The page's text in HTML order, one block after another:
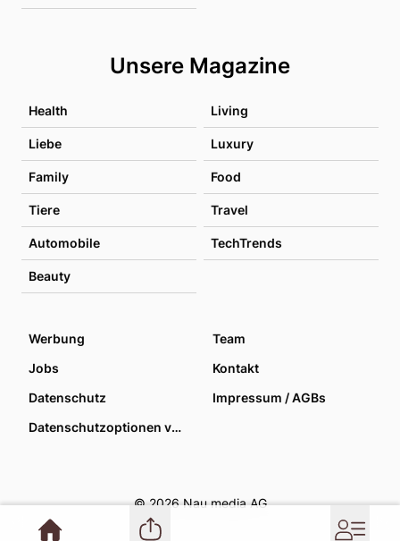
Unsere Magazine
Health Living
Liebe Luxury
Family Food
Tiere Travel
Automobile TechTrends
Beauty
Werbung
Team
Jobs
Kontakt
Datenschutz
Impressum / AGBs
Datenschutzoptionen verwalten
© 2026 Nau media AG